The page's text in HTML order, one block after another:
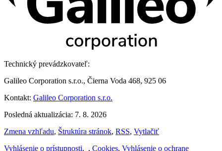
Technický prevádzkovateľ:
Galileo Corporation s.r.o., Čierna Voda 468, 925 06
Kontakt: Galileo Corporation s.r.o.
Posledná aktualizácia: 7. 8. 2026
Zmena vzhľadu, Štruktúra stránok, RSS, Vytlačiť
Vyhlásenie o prístupnosti, , Cookies, Vyhlásenie o ochrane